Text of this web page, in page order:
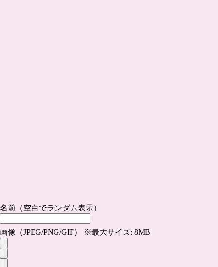
名前（空白でランダム表示）
画像（JPEG/PNG/GIF） ※最大サイズ: 8MB